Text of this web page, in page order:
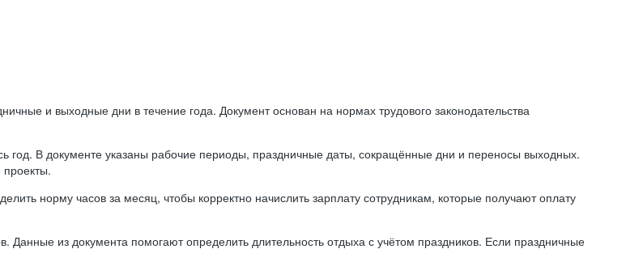
и выходные дни в течение года. Документ основан на нормах трудового законодательства
год. В документе указаны рабочие периоды, праздничные даты, сокращённые дни и переносы выходных.
норму часов за месяц, чтобы корректно начислить зарплату сотрудникам, которые получают оплату
Данные из документа помогают определить длительность отдыха с учётом праздников. Если праздничные